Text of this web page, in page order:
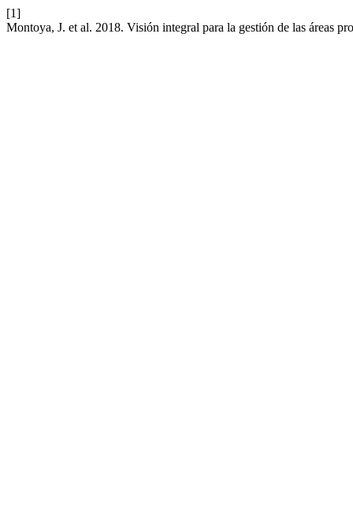
[1]
Montoya, J. et al. 2018. Visión integral para la gestión de las áreas